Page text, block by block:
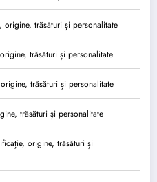
origine, trăsături și personalitate
trăsături și personalitate
trăsături și personalitate
trăsături și personalitate
origine, trăsături și